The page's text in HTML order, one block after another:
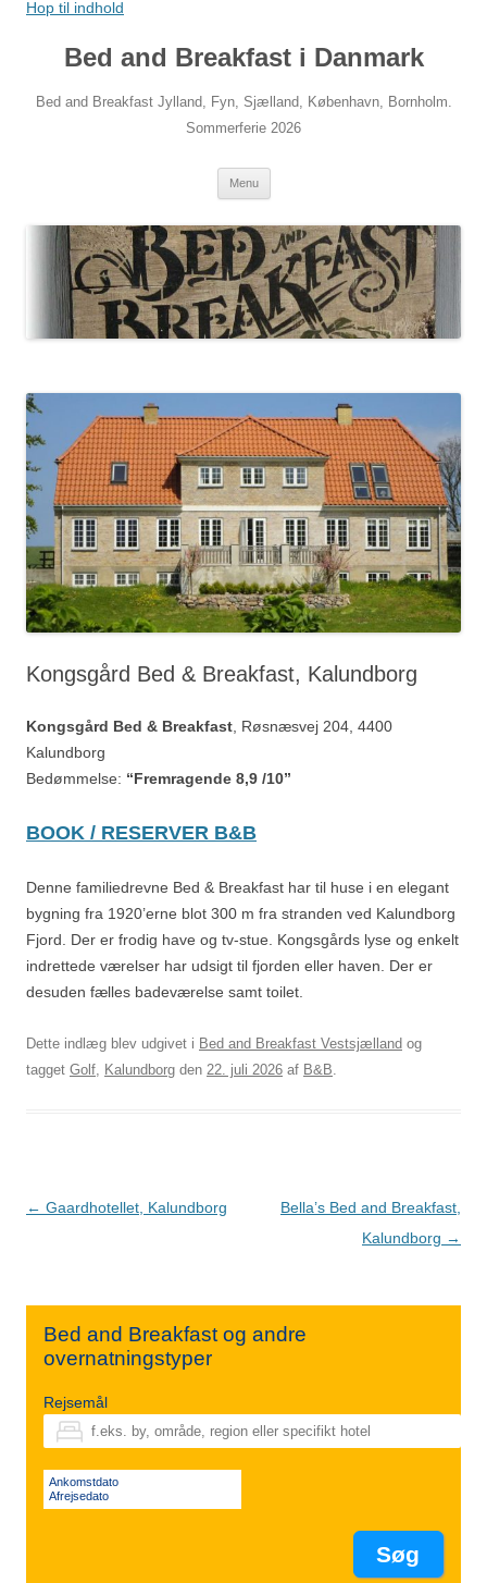
Hop til indhold
Bed and Breakfast i Danmark
Bed and Breakfast Jylland, Fyn, Sjælland, København, Bornholm.
Sommerferie 2026
Menu
Kongsgård Bed & Breakfast, Kalundborg
Kongsgård Bed & Breakfast , Røsnæsvej 204, 4400
Kalundborg
Bedømmelse: “Fremragende 8,9 /10”
BOOK / RESERVER B&B
Denne familiedrevne Bed & Breakfast har til huse i en elegant
bygning fra 1920’erne blot 300 m fra stranden ved Kalundborg
Fjord. Der er frodig have og tv-stue. Kongsgårds lyse og enkelt
indrettede værelser har udsigt til fjorden eller haven. Der er
desuden fælles badeværelse samt toilet.
Dette indlæg blev udgivet i Bed and Breakfast Vestsjælland og
tagget Golf Kalundborg den 22. juli 2026 af B&B
Indlægsnavigation
← Gaardhotellet, Kalundborg
Bella’s Bed and Breakfast,
Kalundborg →
Bed and Breakfast og andre
overnatningstyper
Rejsemål
Ankomstdato
Afrejsedato